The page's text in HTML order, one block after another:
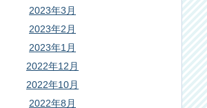
2023年3月
2023年2月
2023年1月
2022年12月
2022年10月
2022年8月